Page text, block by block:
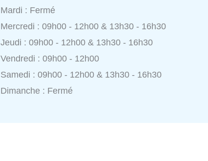
Mardi : Fermé
Mercredi : 09h00 - 12h00 & 13h30 - 16h30
Jeudi : 09h00 - 12h00 & 13h30 - 16h30
Vendredi : 09h00 - 12h00
Samedi : 09h00 - 12h00 & 13h30 - 16h30
Dimanche : Fermé